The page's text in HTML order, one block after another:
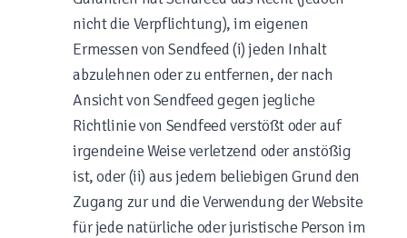
nicht die Verpflichtung), im eigenen
Ermessen von Sendfeed (i) jeden Inhalt
abzulehnen oder zu entfernen, der nach
Ansicht von Sendfeed gegen jegliche
Richtlinie von Sendfeed verstößt oder auf
irgendeine Weise verletzend oder anstößig
ist, oder (ii) aus jedem beliebigen Grund den
Zugang zur und die Verwendung der Website
für jede natürliche oder juristische Person im